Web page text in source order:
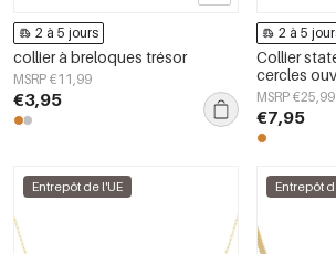
2 à 5 jours
collier à breloques trésor
MSRP €11,99
€3,95
2 à 5
Collier
cercles
MSRP €25,99
€7,95
Entrepôt de l'UE Entrepôt